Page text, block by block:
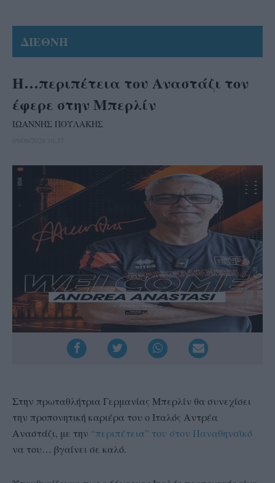
ΔΙΕΘΝΗ
Η…περιπέτεια του Αναστάζι τον
έφερε στην Μπερλίν
ΙΩΑΝΝΗΣ ΠΟΥΛΑΚΗΣ
Στην πρωταθλήτρια Γερμανίας Μπερλίν θα συνεχίσει
την προπονητική καριέρα του ο Ιταλός Αντρέα
Αναστάζι, με την “περιπέτεια” του στον Παναθηναϊκό
να του… βγαίνει σε καλό.